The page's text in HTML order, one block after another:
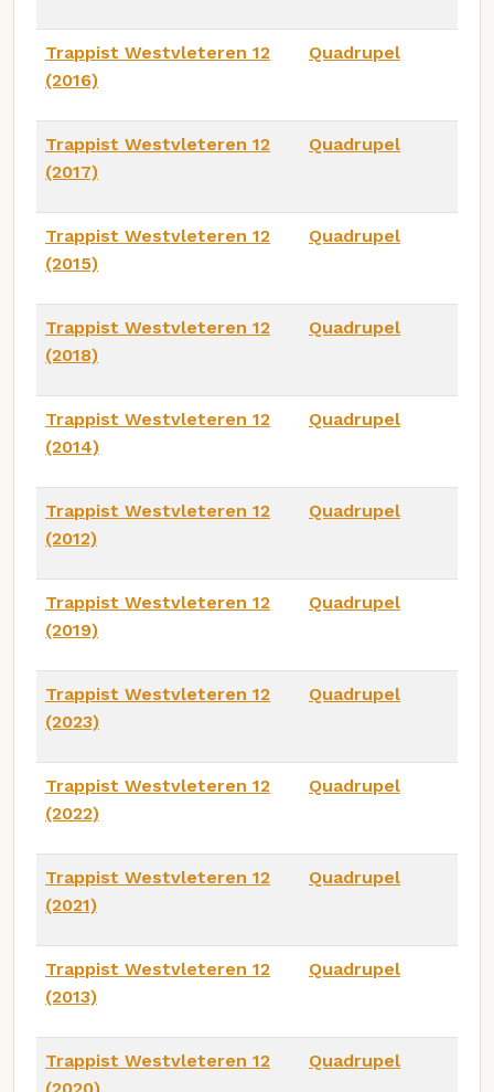
Trappist Westvleteren 12
(2016)
Quadrupel
Trappist Westvleteren 12
(2017)
Quadrupel
Trappist Westvleteren 12
(2015)
Quadrupel
Trappist Westvleteren 12
(2018)
Quadrupel
Trappist Westvleteren 12
(2014)
Quadrupel
Trappist Westvleteren 12
(2012)
Quadrupel
Trappist Westvleteren 12
(2019)
Quadrupel
Trappist Westvleteren 12
(2023)
Quadrupel
Trappist Westvleteren 12
(2022)
Quadrupel
Trappist Westvleteren 12
(2021)
Quadrupel
Trappist Westvleteren 12
(2013)
Quadrupel
Trappist Westvleteren 12
(2020)
Quadrupel